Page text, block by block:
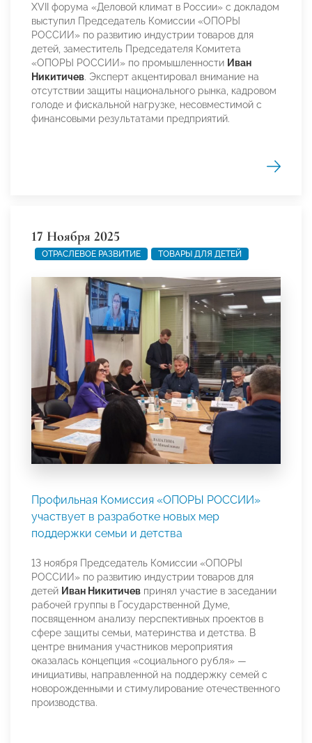
XVII форума «Деловой климат в России» с докладом
выступил Председатель Комиссии «ОПОРЫ
РОССИИ» по развитию индустрии товаров для
детей, заместитель Председателя Комитета
«ОПОРЫ РОССИИ» по промышленности Иван
Никитичев. Эксперт акцентировал внимание на
отсутствии защиты национального рынка, кадровом
голоде и фискальной нагрузке, несовместимой с
финансовыми результатами предприятий.
17 Ноября 2025
ОТРАСЛЕВОЕ РАЗВИТИЕ ТОВАРЫ ДЛЯ ДЕТЕЙ
Профильная Комиссия «ОПОРЫ РОССИИ»
участвует в разработке новых мер
поддержки семьи и детства
13 ноября Председатель Комиссии «ОПОРЫ
РОССИИ» по развитию индустрии товаров для
детей Иван Никитичев принял участие в заседании
рабочей группы в Государственной Думе,
посвященном анализу перспективных проектов в
сфере защиты семьи, материнства и детства. В
центре внимания участников мероприятия
оказалась концепция «социального рубля» —
инициативы, направленной на поддержку семей с
новорожденными и стимулирование отечественного
производства.